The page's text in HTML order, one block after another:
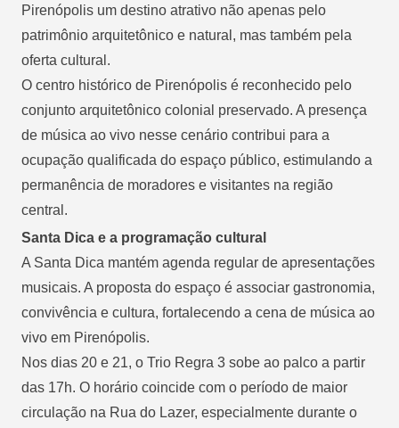
Pirenópolis um destino atrativo não apenas pelo
patrimônio arquitetônico e natural, mas também pela
oferta cultural.
O centro histórico de Pirenópolis é reconhecido pelo
conjunto arquitetônico colonial preservado. A presença
de música ao vivo nesse cenário contribui para a
ocupação qualificada do espaço público, estimulando a
permanência de moradores e visitantes na região
central.
Santa Dica e a programação cultural
A Santa Dica mantém agenda regular de apresentações
musicais. A proposta do espaço é associar gastronomia,
convivência e cultura, fortalecendo a cena de música ao
vivo em Pirenópolis.
Nos dias 20 e 21, o Trio Regra 3 sobe ao palco a partir
das 17h. O horário coincide com o período de maior
circulação na Rua do Lazer, especialmente durante o